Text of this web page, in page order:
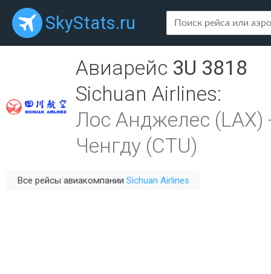
SkyStats.ru
Авиарейс 3U 3818
Sichuan Airlines:
Лос Анджелес (LAX)
Ченгду (CTU)
Все рейсы авиакомпании Sichuan Airlines